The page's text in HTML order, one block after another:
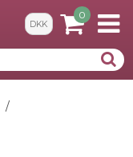
DKK
0
/